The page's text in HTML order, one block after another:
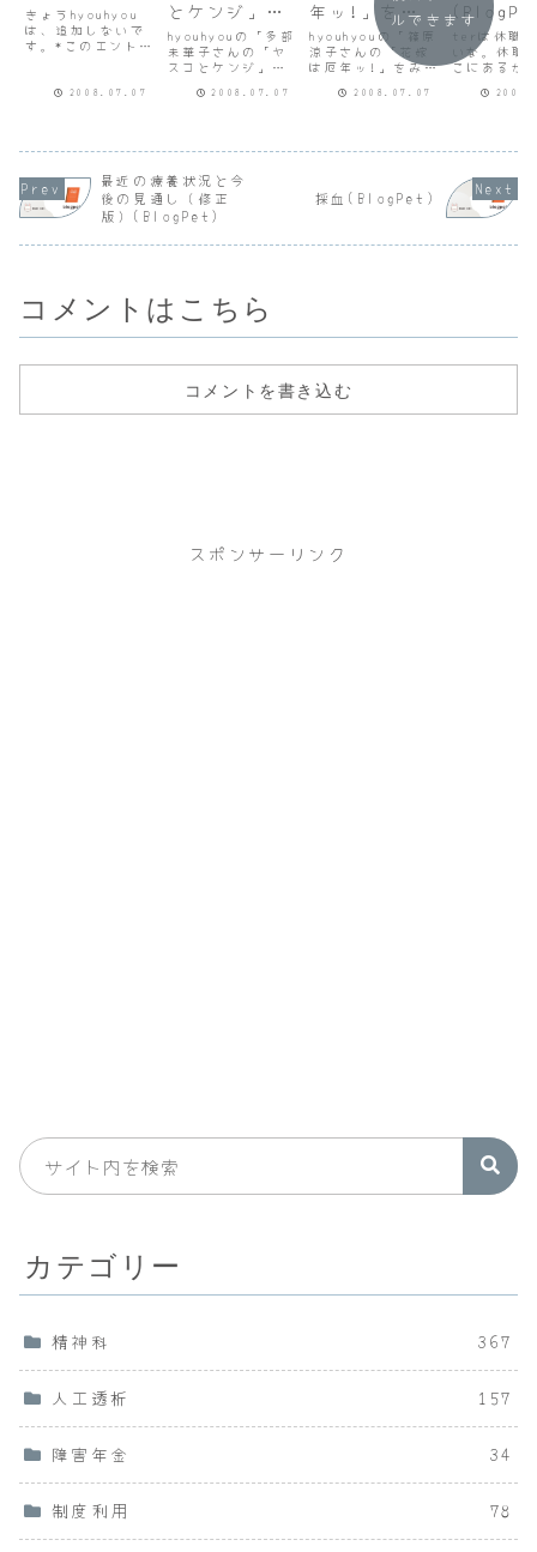
きょうhyouhyou
は、追加しないで
す。*このエントリ
ました。2008.07.07
とケンジ」を
みて
(BlogPet)
hyouhyouの「多部
未華子さんの「ヤ
スコとケンジ」を
かいてみるね暴走
を営む椿エリカ役
の出会いで暮らし
てきた後2人で独り
言を営む椿純役の
2008.07.07
年ッ!」をみ
て(BlogPet)
hyouhyouの「篠原
涼子さんの「花嫁
は厄年ッ!」をみ
いてみるね人気テ
頼されるまでの紆
余曲折がないと思
2008.07.07
terは休職
いな。休職
こにあるか
グペットの
ルできます
最近の療養状況と今
後の見通し（修正
版）(BlogPet)
採血(BlogPet)
コメントはこちら
コメントを書き込む
スポンサーリンク
カテゴリー
精神科 367
人工透析 157
障害年金 34
制度利用 78